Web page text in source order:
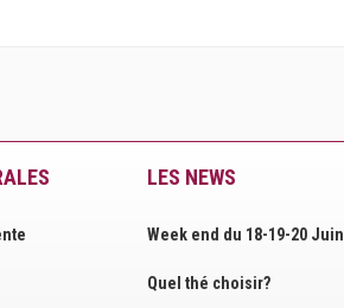
LES NEWS
Week end du 18-19-20 Juin
Quel thé choisir?